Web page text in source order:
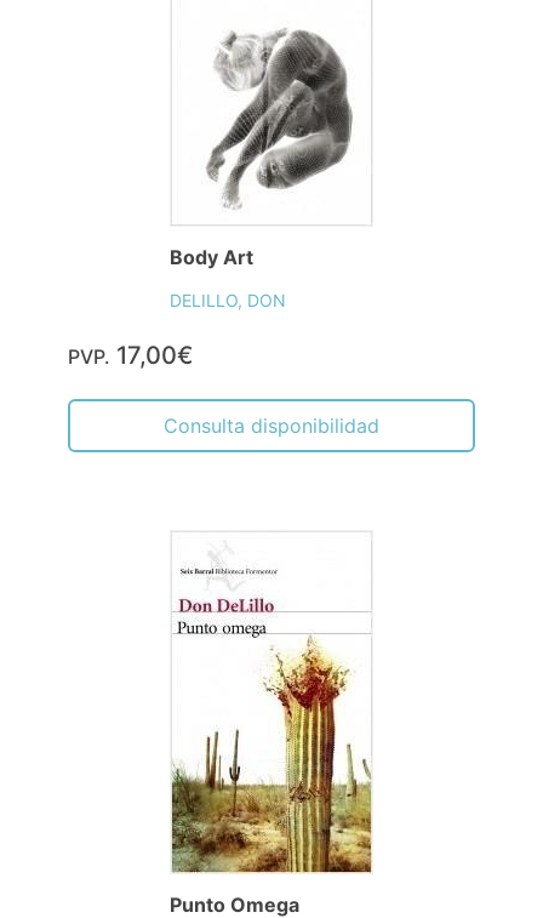
Body Art
DELILLO, DON
PVP. 17,00€
Consulta disponibilidad
Punto Omega